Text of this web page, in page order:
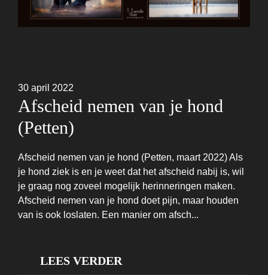
30 april 2022
Afscheid nemen van je hond
(Petten)
Afscheid nemen van je hond (Petten, maart 2022) Als
je hond ziek is en je weet dat het afscheid nabij is, wil
je graag nog zoveel mogelijk herinneringen maken.
Afscheid nemen van je hond doet pijn, maar houden
van is ook loslaten. Een manier om afsch...
LEES VERDER